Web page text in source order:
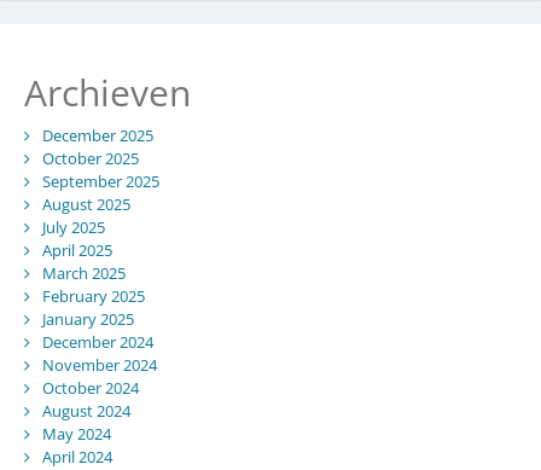
Archieven
December 2025
October 2025
September 2025
August 2025
July 2025
April 2025
March 2025
February 2025
January 2025
December 2024
November 2024
October 2024
August 2024
May 2024
April 2024